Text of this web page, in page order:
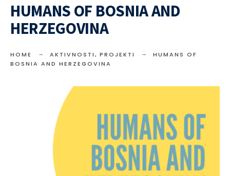
HUMANS OF BOSNIA AND
HERZEGOVINA
HOME AKTIVNOSTI, PROJEKTI
HUMANS OF
BOSNIA AND HERZEGOVINA